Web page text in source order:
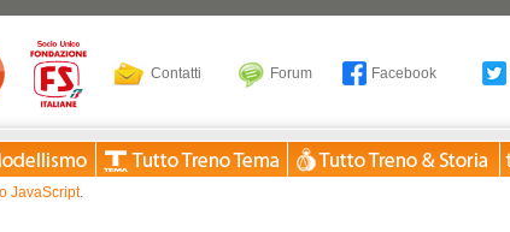
Contatti Forum Facebook
JavaScript.